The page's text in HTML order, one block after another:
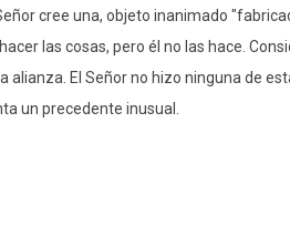
cree una, objeto inanimado
las cosas, pero él no las hace.
El Señor no hizo ninguna de
un precedente inusual.